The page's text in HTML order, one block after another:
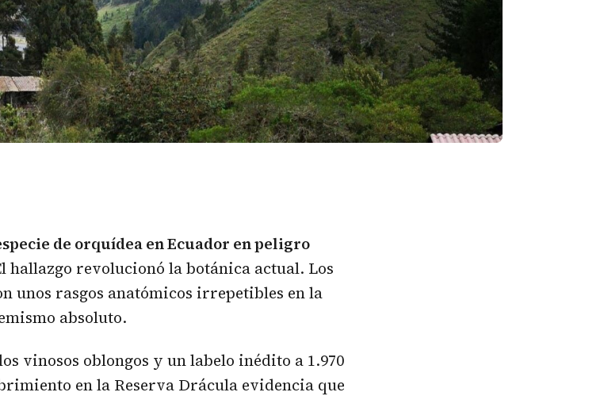
de orquídea enEcuador en peligro
hallazgo revolucionó la botánica actual. Los
unos rasgos anatómicos irrepetibles en la
absoluto.
vinosos oblongos y un labelo inédito a 1.970
en la Reserva Drácula evidencia que